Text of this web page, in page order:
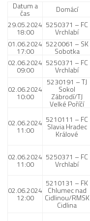
Datum a
čas Domácí
29.05.2024
18:00
5250371 – FC
Vrchlabí
01.06.2024
17:00
5220061 – SK
Sobotka
02.06.2024
09:00
5250371 – FC
Vrchlabí
02.06.2024
10:00
5230191 – TJ
Sokol
Zábrodí/TJ
Velké Poříčí
02.06.2024
11:00
5210111 – FC
Slavia Hradec
Králové
02.06.2024
11:00
5250371 – FC
Vrchlabí
02.06.2024
12:00
5210131 – FK
Chlumec nad
Cidlinou/RMSK
Cidlina